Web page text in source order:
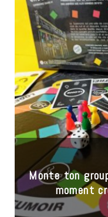
Monte ton
moment